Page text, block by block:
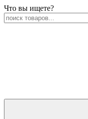
Что вы ищете?